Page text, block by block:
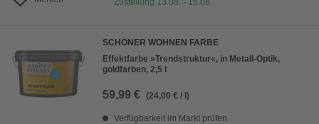
Zustellung 13.08. - 15.08.
SCHÖNER WOHNEN FARBE
Effektfarbe »Trendstruktur«, in Metall-Optik,
goldfarben, 2,5 l
59,99 € (24,00 € / l)
Verfügbarkeit im Markt prüfen